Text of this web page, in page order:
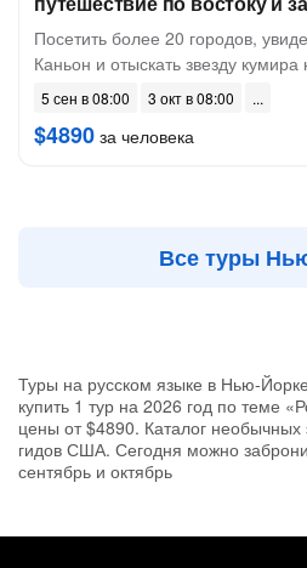
Посетить более 20 городов,
Каньон и отыскать звезду
5 сен в 08:00 3 окт в 08:00
$4890 за человека
Все туры
Туры на русском языке в Нью-
купить 1 тур на 2026 год по теме
цены от $4890. Каталог необычных
гидов США. Сегодня можно
сентябрь и октябрь